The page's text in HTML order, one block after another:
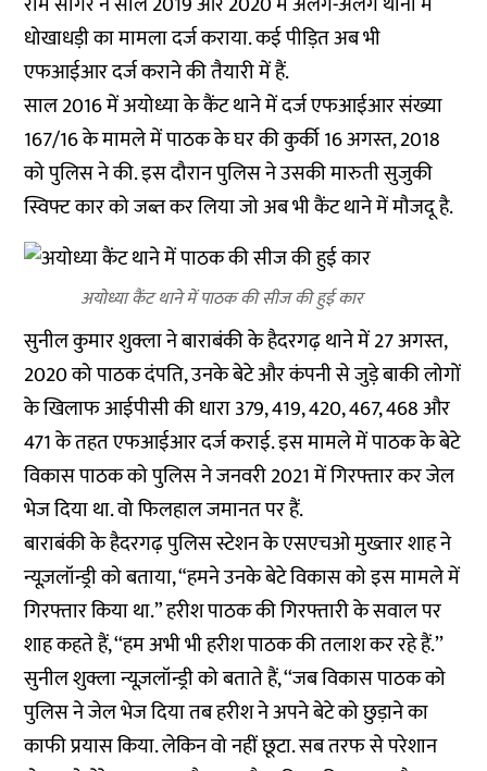
धोखाधड़ी का मामला दर्ज कराया. कई पीड़ित अब भी
एफआईआर दर्ज कराने की तैयारी में हैं.
साल 2016 में अयोध्या के कैंट थाने में दर्ज एफआईआर संख्या
167/16 के मामले में पाठक के घर की कुर्की 16 अगस्त, 2018
को पुलिस ने की. इस दौरान पुलिस ने उसकी मारुती सुजुकी
स्विफ्ट कार को जब्त कर लिया जो अब भी कैंट थाने में मौजदू है.
अयोध्या कैंट थाने में पाठक की सीज की हुई कार
सुनील कुमार शुक्ला ने बाराबंकी के हैदरगढ़ थाने में 27 अगस्त,
2020 को पाठक दंपति, उनके बेटे और कंपनी से जुड़े बाकी लोगों
के खिलाफ आईपीसी की धारा 379, 419, 420, 467, 468 और
471 के तहत एफआईआर दर्ज कराई. इस मामले में पाठक के बेटे
विकास पाठक को पुलिस ने जनवरी 2021 में गिरफ्तार कर जेल
भेज दिया था. वो फिलहाल जमानत पर हैं.
बाराबंकी के हैदरगढ़ पुलिस स्टेशन के एसएचओ मुख्तार शाह ने
न्यूज़लॉन्ड्री को बताया, “हमने उनके बेटे विकास को इस मामले में
गिरफ्तार किया था.” हरीश पाठक की गिरफ्तारी के सवाल पर
शाह कहते हैं, ‘‘हम अभी भी हरीश पाठक की तलाश कर रहे हैं.’’
सुनील शुक्ला न्यूज़लॉन्ड्री को बताते हैं, ‘‘जब विकास पाठक को
पुलिस ने जेल भेज दिया तब हरीश ने अपने बेटे को छुड़ाने का
काफी प्रयास किया. लेकिन वो नहीं छूटा. सब तरफ से परेशान